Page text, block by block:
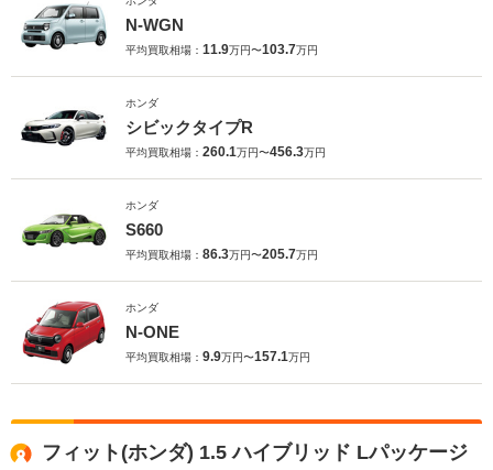
N-WGN
平均買取相場： 11.9万円〜103.7万円
ホンダ
シビックタイプR
平均買取相場： 260.1万円〜456.3万円
ホンダ
S660
平均買取相場： 86.3万円〜205.7万円
ホンダ
N-ONE
平均買取相場： 9.9万円〜157.1万円
フィット(ホンダ) 1.5 ハイブリッド Lパッケージ